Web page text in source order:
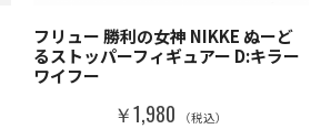
フリュー 勝利の女神 NIKKE ぬーど
るストッパーフィギュアー D:キラー
ワイフー
￥1,980 （税込）